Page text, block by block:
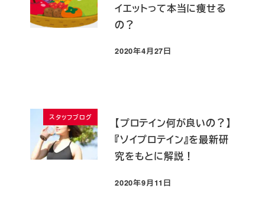
イエットって本当に痩せる
の？
投稿日
2020年4月27日
スタッフブログ
【プロテイン何が良いの？】
『ソイプロテイン』を最新研
究をもとに解説！
投稿日
2020年9月11日